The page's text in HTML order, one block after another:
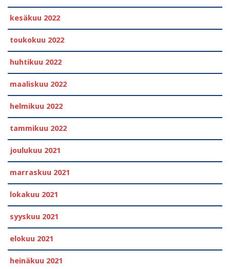
kesäkuu 2022
toukokuu 2022
huhtikuu 2022
maaliskuu 2022
helmikuu 2022
tammikuu 2022
joulukuu 2021
marraskuu 2021
lokakuu 2021
syyskuu 2021
elokuu 2021
heinäkuu 2021